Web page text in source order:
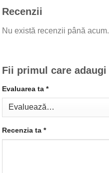
Recenzii
Nu există recenzii până acum.
Fii primul care adaugi
Evaluarea ta *
Recenzia ta *